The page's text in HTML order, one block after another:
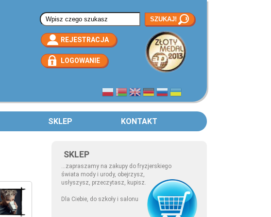
Formularz wyszukiwania
REJESTRACJA
LOGOWANIE
SKLEP KONTAKT
SKLEP
...zapraszamy na zakupy do fryzjerskiego
świata mody i urody, obejrzysz,
usłyszysz, przeczytasz, kupisz.
Dla Ciebie, do szkoły i salonu